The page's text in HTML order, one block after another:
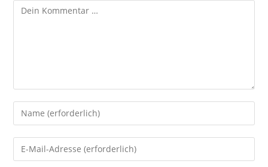
Kommentar
Gib
deinen
Namen
oder
Gib
deine